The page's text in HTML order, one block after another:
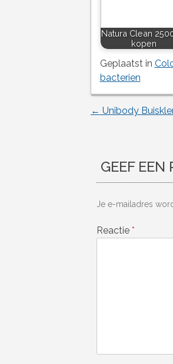
Natura Clean
kopen
Geplaatst in
bacterien
← Unibody
GEEF EEN
Je e-mailadres
Reactie *